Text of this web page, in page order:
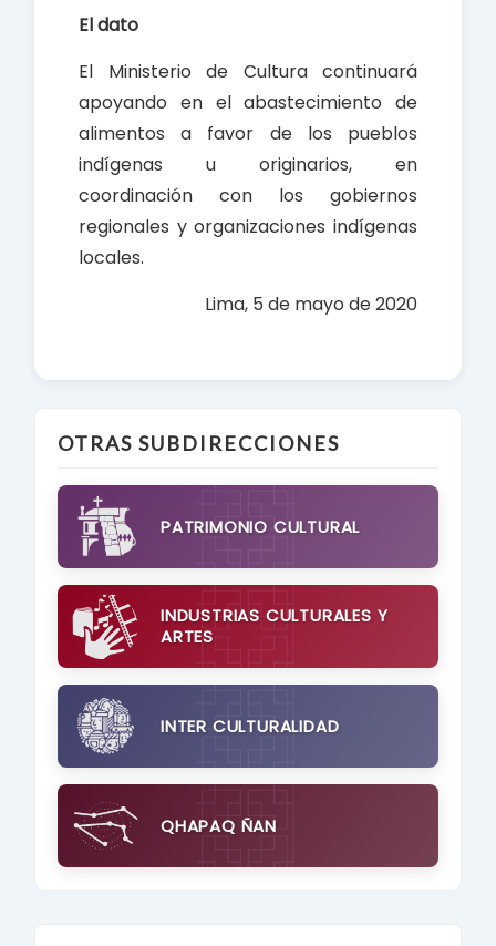
El dato
El Ministerio de Cultura continuará
apoyando en el abastecimiento de
alimentos a favor de los pueblos
indígenas u originarios, en
coordinación con los gobiernos
regionales y organizaciones indígenas
locales.
Lima, 5 de mayo de 2020
OTRAS SUBDIRECCIONES
PATRIMONIO CULTURAL
INDUSTRIAS CULTURALES Y
ARTES
INTER CULTURALIDAD
QHAPAQ ÑAN